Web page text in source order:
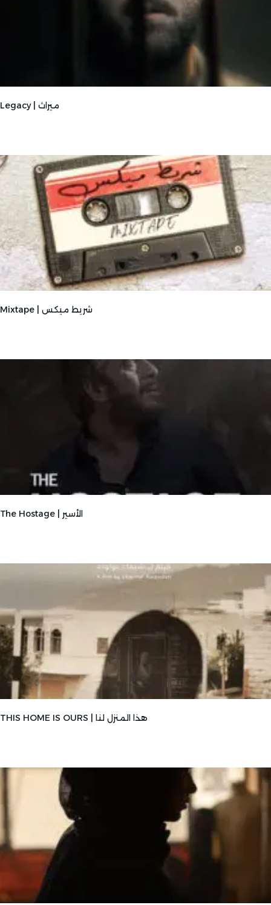
Legacy | ميراث
Mixtape | شريط ميكس
The Hostage | الأسير
THIS HOME IS OURS | هذا المنزل لنا